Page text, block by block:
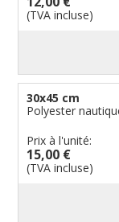
(TVA incluse)
30x45 cm
Polyester
Prix à l'unité:
15,00 €
(TVA incluse)